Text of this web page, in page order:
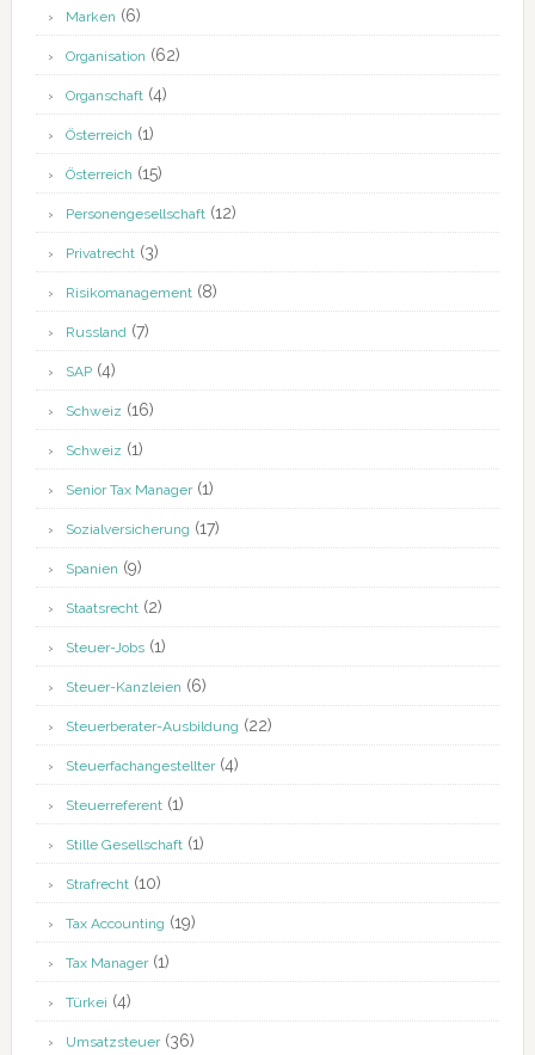
Marken (6)
Organisation (62)
Organschaft(4)
Österreich (1)
Österreich (15)
Personengesellschaft(12)
Privatrecht(3)
Risikomanagement(8)
Russland(7)
SAP(4)
Schweiz (16)
Schweiz (1)
Senior Tax Manager(1)
Sozialversicherung (17)
Spanien (9)
Staatsrecht(2)
Steuer-Jobs(1)
Steuer-Kanzleien (6)
Steuerberater-Ausbildung (22)
Steuerfachangestellter(4)
Steuerreferent(1)
Stille Gesellschaft(1)
Strafrecht(10)
Tax Accounting (19)
Tax Manager(1)
Türkei (4)
Umsatzsteuer(36)